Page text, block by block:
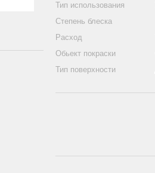
Тип использования
Степень блеска
Расход
Обьект покраски
Тип поверхности